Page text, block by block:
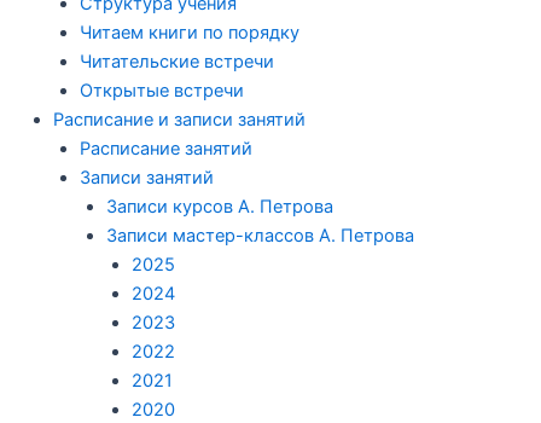
Читаем книги по порядку
Читательские встречи
Открытые встречи
Расписание и записи занятий
Расписание занятий
Записи занятий
Записи курсов А. Петрова
Записи мастер-классов А. Петрова
2025
2024
2023
2022
2021
2020